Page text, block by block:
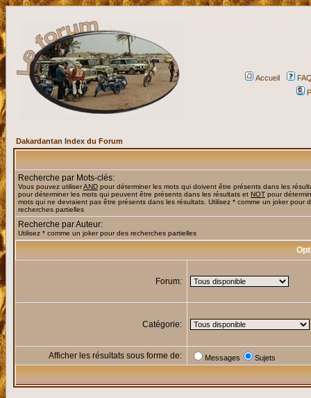
Accueil
Dakardantan Index du Forum
Recherche par Mots-clés:
Vous pouvez utiliserAND pour déterminer les mots qui doivent être présents dans les
pour déterminer les mots qui peuvent être présents dans les résultats et NOT pour
mots qui ne devraient pas être présents dans les résultats. Utilisez * comme un joker pour
recherches partielles
Recherche par Auteur:
Utilisez * comme un joker pour des recherches partielles
Forum:
Catégorie:
Afficher les résultats sous forme de: Messages Sujets